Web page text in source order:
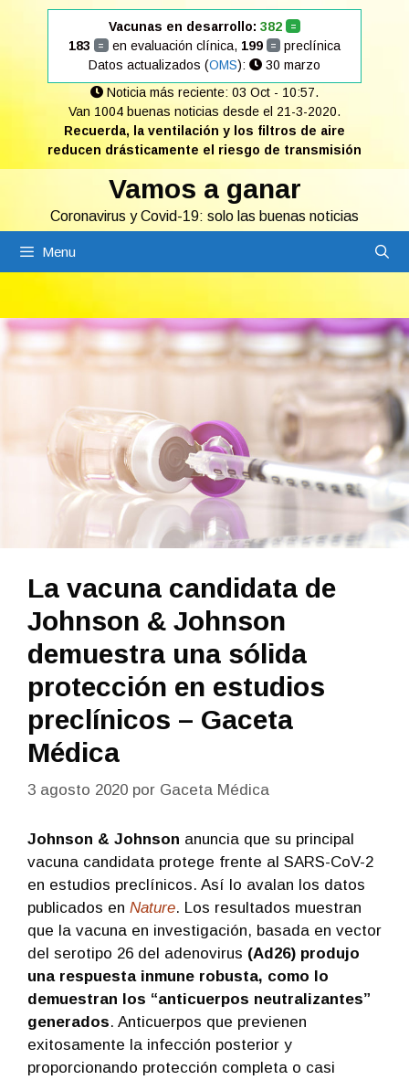
Vacunas en desarrollo: 382 =
183 = en evaluación clínica, 199 = preclínica
Datos actualizados (OMS):
30 marzo
Noticia más reciente: 03 Oct - 10:57.
Van 1004 buenas noticias desde el 21-3-2020.
Recuerda, la ventilación y los filtros de aire
reducen drásticamente el riesgo de transmisión
Vamos a ganar
Coronavirus y Covid-19: solo las buenas noticias
Menu
La vacuna candidata de
Johnson & Johnson
demuestra una sólida
protección en estudios
preclínicos – Gaceta
Médica
3 agosto 2020 por Gaceta Médica
Johnson & Johnson anuncia que su principal
vacuna candidata protege frente al SARS-CoV-2
en estudios preclínicos. Así lo avalan los datos
publicados en Nature. Los resultados muestran
que la vacuna en investigación, basada en vector
del serotipo 26 del adenovirus (Ad26) produjo
una respuesta inmune robusta, como lo
demuestran los “anticuerpos neutralizantes”
generados. Anticuerpos que previenen
exitosamente la infección posterior y
proporcionando protección completa o casi